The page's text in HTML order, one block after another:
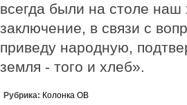
всегда были на столе
заключение, в связи с
приведу народную,
земля - того и хлеб».
Рубрика: Колонка ОВ